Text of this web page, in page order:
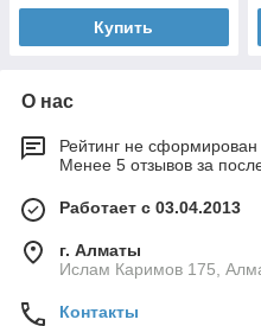
Купить
О нас
Рейтинг не сформирован
Менее 5 отзывов за
Работает с 03.04.2013
г. Алматы
Ислам Каримов 175,
Контакты